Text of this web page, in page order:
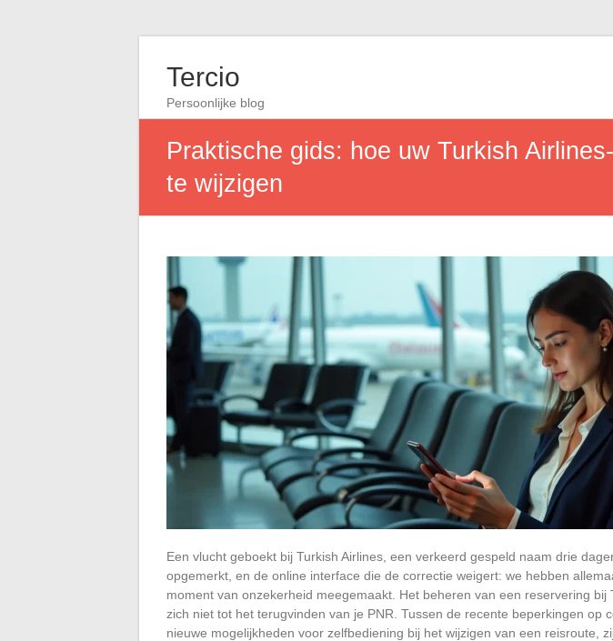
Tercio
Persoonlijke blog
Praktische gids: hoe uw Turkish
te wijzigen
Een vlucht geboekt bij Turkish Airlines, een verkeerd gespeld naam drie
opgemerkt, en de online interface die de correctie weigert: we hebben
moment van onzekerheid meegemaakt. Het beheren van een reservering bij
zich niet tot het terugvinden van je PNR. Tussen de recente beperkingen op
nieuwe mogelijkheden voor zelfbediening bij het wijzigen van een reisroute,